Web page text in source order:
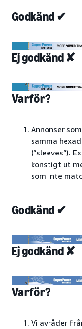
Godkänd ✔
Ej godkänd ✘
Varför?
Annonser
samma
(”sleeves”).
konstigt ut
som inte
Godkänd ✔
Ej godkänd ✘
Varför?
Vi avråder